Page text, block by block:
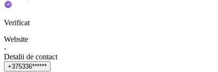
Verificat
Website
-
Detalii de contact
+375336******